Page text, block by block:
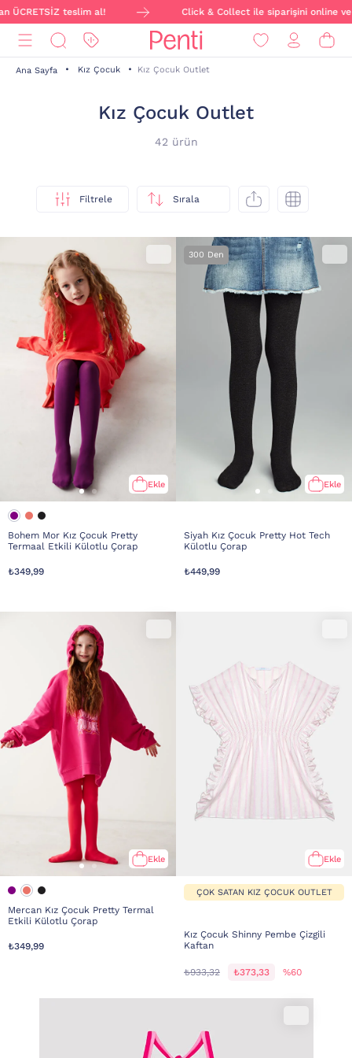
teslim al! Click & Collect ile siparişini online ver,
Ana Sayfa Kız Çocuk Kız Çocuk Outlet
Kız Çocuk Outlet
42 ürün
Filtrele Sırala
Ekle
Bohem Mor Kız Çocuk Pretty
Termaal Etkili Külotlu Çorap
₺349,99
300 Den
Ekle
Siyah Kız Çocuk Pretty Hot Tech
Külotlu Çorap
₺449,99
Ekle
Mercan Kız Çocuk Pretty Termal
Etkili Külotlu Çorap
₺349,99
Ekle
ÇOK SATAN KIZ ÇOCUK OUTLET
Kız Çocuk Shinny Pembe Çizgili
Kaftan
₺933,32 ₺373,33 %60